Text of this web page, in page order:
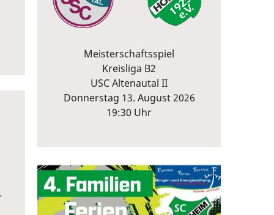
Meisterschaftsspiel
Kreisliga B2
USC Altenautal II
Donnerstag 13. August 2026
19:30 Uhr